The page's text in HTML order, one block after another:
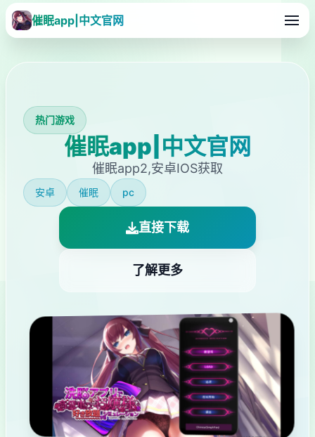
催眠app|中文官网
热门游戏
催眠app|中文官网
催眠app2,安卓IOS获取
安卓 催眠 pc
直接下载
了解更多